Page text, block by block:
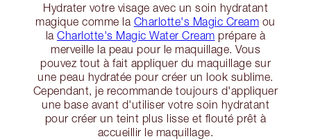
Hydrater votre visage avec un soin hydratant
magique comme la Charlotte's Magic Cream ou
la Charlotte's Magic Water Cream prépare à
merveille la peau pour le maquillage. Vous
pouvez tout à fait appliquer du maquillage sur
une peau hydratée pour créer un look sublime.
Cependant, je recommande toujours d'appliquer
une base avant d'utiliser votre soin hydratant
pour créer un teint plus lisse et flouté prêt à
accueillir le maquillage.